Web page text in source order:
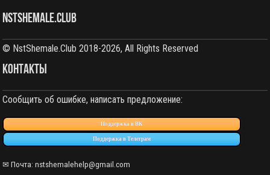
NstShemale.Club
© NstShemale.Club 2018-2026, All Rights Reserved
КОНТАКТЫ
Сообщить об ошибке, написать предложение:
Поддержка в ВК
Поддержка в Телеграм
✉ Почта: nstshemalehelp@gmail.com